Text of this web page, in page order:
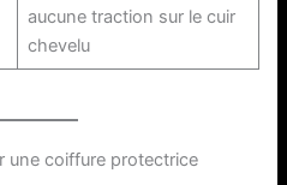
aucune traction sur le cuir
chevelu
une coiffure protectrice